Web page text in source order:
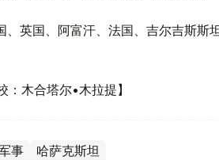
、英国、阿富汗、法国、吉尔吉斯斯
：木合塔尔•木拉提】
事 哈萨克斯坦